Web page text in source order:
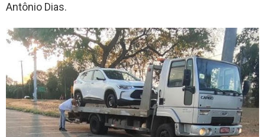
Antônio Dias.